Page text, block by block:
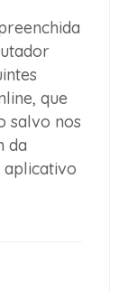
que
salvo nos
da
aplicativo